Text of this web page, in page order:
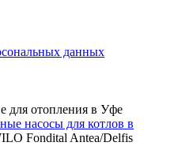
данных
для отопления в Уфе
насосы для котлов в
Fondital Antea/Delfis